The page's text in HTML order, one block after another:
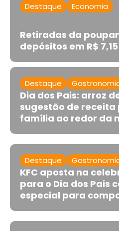
Destaque Economia
Retiradas da
depósitos em R$
Destaque
Dia dos Pais: arroz
sugestão de receita
família ao redor da
Destaque
KFC aposta na
para o Dia dos Pais
especial para